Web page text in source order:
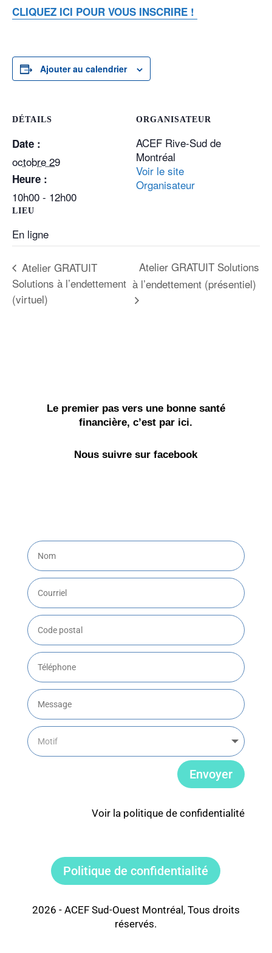
CLIQUEZ ICI POUR VOUS INSCRIRE !
Ajouter au calendrier
DÉTAILS
Date :
octobre 29
Heure :
10h00 - 12h00
LIEU
En ligne
ORGANISATEUR
ACEF Rive-Sud de
Montréal
Voir le site
Organisateur
Atelier GRATUIT
Solutions à l’endettement
(virtuel)
Atelier GRATUIT Solutions
à l’endettement (présentiel)
Le premier pas vers une bonne santé
financière, c’est par ici.
Nous suivre sur facebook
Envoyer
Voir la politique de confidentialité
Politique de confidentialité
2026 - ACEF Sud-Ouest Montréal, Tous droits
réservés.